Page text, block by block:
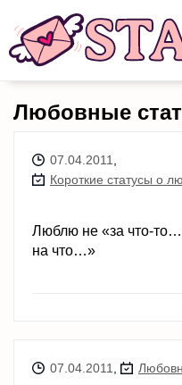
Любовные
07.04.2011
Короткие статусы о
Люблю не «за что-
на что…»
07.04.2011